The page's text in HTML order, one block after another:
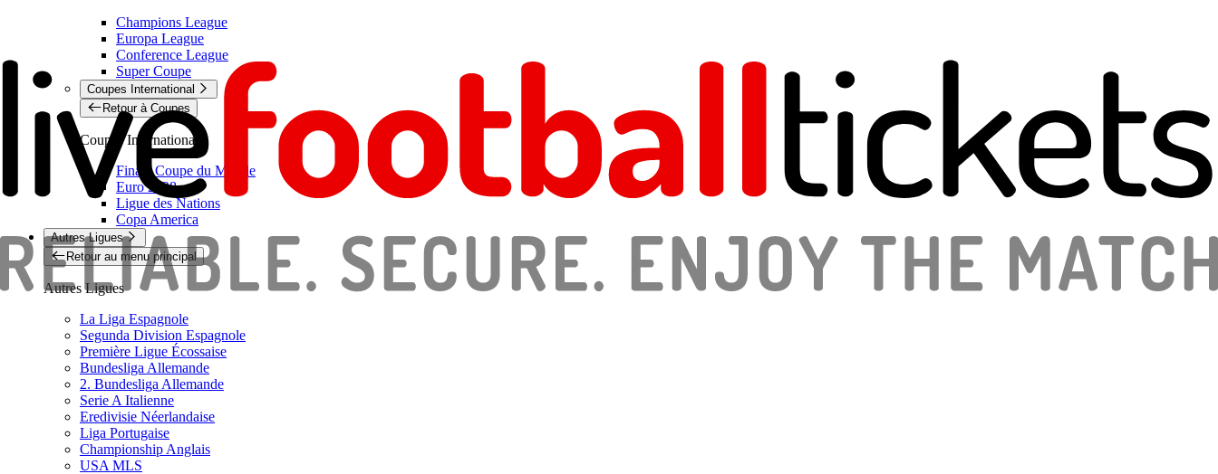
Champions League
Europa League
Conference League
Super Coupe
Coupes International
Retour à Coupes
Coupes International
Finale Coupe du Monde
Euro 2028
Ligue des Nations
Copa America
Autres Ligues
Retour au menu principal
Autres Ligues
La Liga Espagnole
Segunda Division Espagnole
Première Ligue Écossaise
Bundesliga Allemande
2. Bundesliga Allemande
Serie A Italienne
Eredivisie Néerlandaise
Liga Portugaise
Championship Anglais
USA MLS